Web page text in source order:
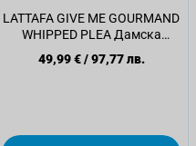
LATTAFA GIVE ME GOURMAND
WHIPPED PLEA Дамска
парфюмна вода, 75мл.
49,99 €/97,77 лв.